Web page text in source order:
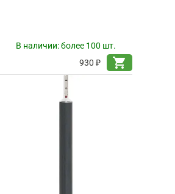
В наличии:более 100 шт.
930 ₽
shopping_cart